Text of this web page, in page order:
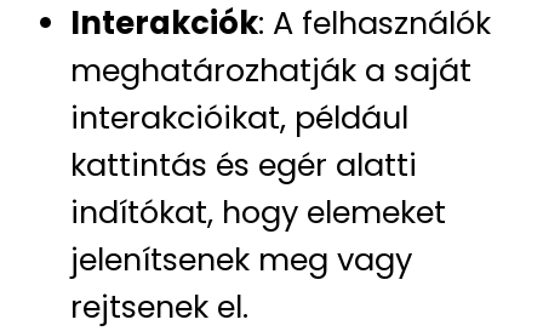
Interakciók: A felhasználók
meghatározhatják a saját
interakcióikat, például
kattintás és egér alatti
indítókat, hogy elemeket
jelenítsenek meg vagy
rejtsenek el.